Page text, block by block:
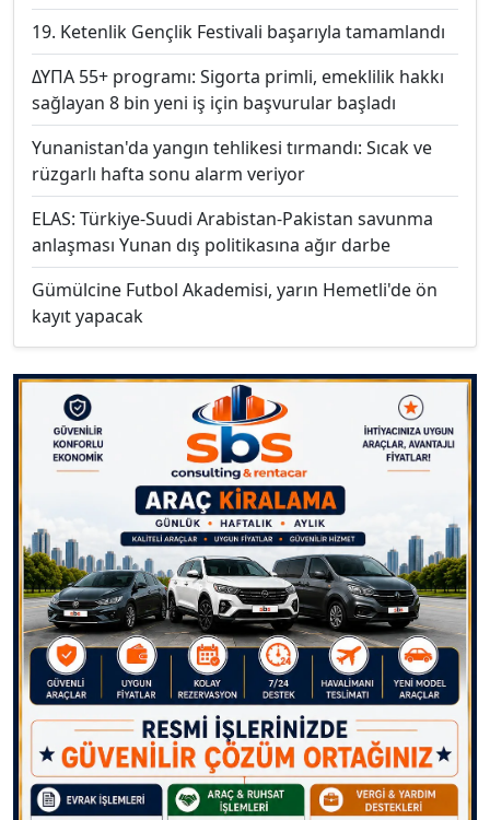
19. Ketenlik Gençlik Festivali başarıyla tamamlandı
ΔΥΠΑ 55+ programı: Sigorta primli, emeklilik hakkı
sağlayan 8 bin yeni iş için başvurular başladı
Yunanistan'da yangın tehlikesi tırmandı: Sıcak ve
rüzgarlı hafta sonu alarm veriyor
ELAS: Türkiye-Suudi Arabistan-Pakistan savunma
anlaşması Yunan dış politikasına ağır darbe
Gümülcine Futbol Akademisi, yarın Hemetli'de ön
kayıt yapacak